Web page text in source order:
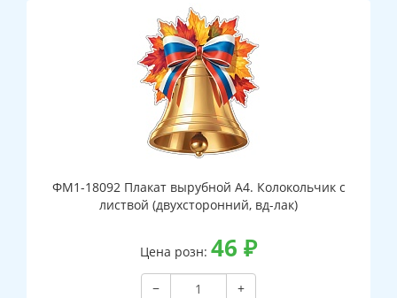
ФМ1-18092 Плакат вырубной А4. Колокольчик с
листвой (двухсторонний, вд-лак)
Цена розн: 46 ₽
−
+